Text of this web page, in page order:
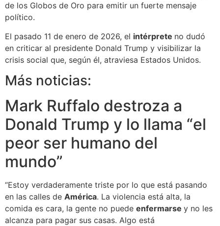
de los Globos de Oro para emitir un fuerte mensaje
político.
El pasado 11 de enero de 2026, el intérprete no dudó
en criticar al presidente Donald Trump y visibilizar la
crisis social que, según él, atraviesa Estados Unidos.
Más noticias:
Mark Ruffalo destroza a
Donald Trump y lo llama “el
peor ser humano del
mundo”
“Estoy verdaderamente triste por lo que está pasando
en las calles de América. La violencia está alta, la
comida es cara, la gente no puede enfermarse y no les
alcanza para pagar sus casas. Algo está